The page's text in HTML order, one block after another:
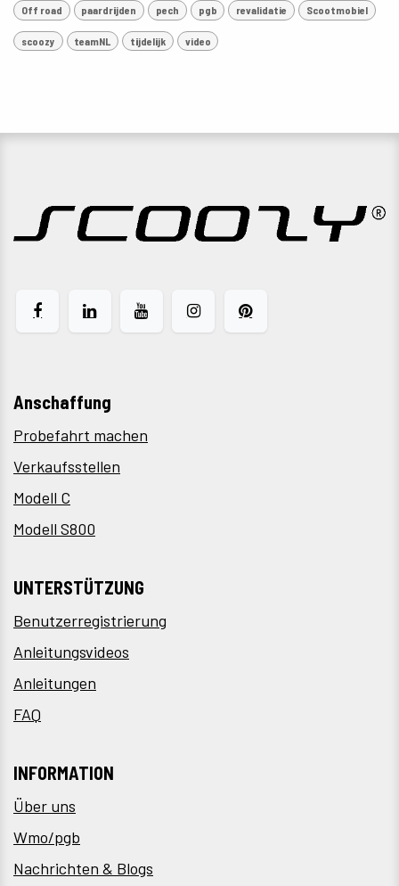
Off road paardrijden pech pgb revalidatie Scootmobiel
scoozy teamNL tijdelijk video
Anschaffung
Probefahrt machen
Verkaufsstellen
Modell C
Modell S800
UNTERSTÜTZUNG
Benutzerregistrierung
Anleitungsvideos
Anleitungen
FAQ
INFORMATION
Über uns
Wmo/pgb
Nachrichten & Blogs